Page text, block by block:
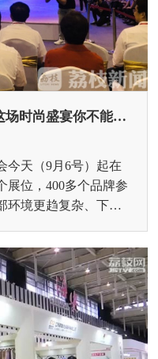
最新潮流、酷炫黑科技……这场时尚盛宴你不能错过！
今天（9月6号）起在
展位，400多个品牌参
环境更趋复杂、下行